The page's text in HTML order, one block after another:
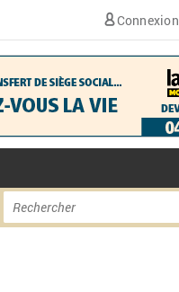
Connexion
Formulaire de
Rechercher